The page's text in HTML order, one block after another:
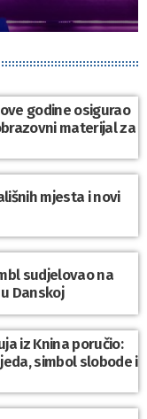
godine osigurao
materijal za
mjesta i novi
sudjelovao na
Danskoj
iz Knina poručio:
simbol slobode i